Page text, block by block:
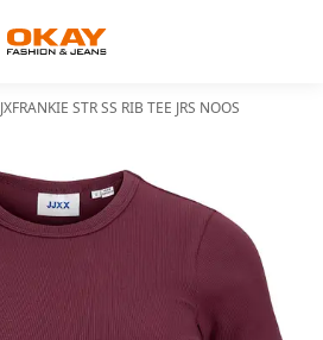
JXFRANKIE STR SS RIB TEE JRS NOOS